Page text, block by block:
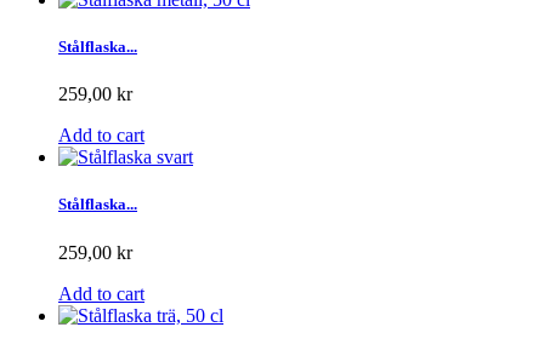
Stålflaska...
259,00 kr
Add to cart
Stålflaska...
259,00 kr
Add to cart